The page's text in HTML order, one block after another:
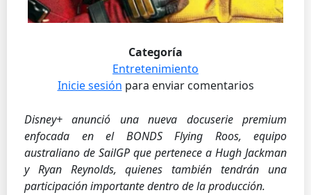
Categoría
Entretenimiento
Inicie sesión para enviar comentarios
Disney+ anunció una nueva docuserie premium
enfocada en el BONDS Flying Roos, equipo
australiano de SailGP que pertenece a Hugh Jackman
y Ryan Reynolds, quienes también tendrán una
participación importante dentro de la producción.